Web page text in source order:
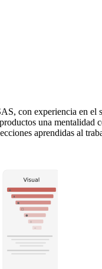
con experiencia en
una
aprendidas al